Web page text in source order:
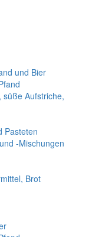
und Bier
süße Aufstriche,
Pasteten
-Mischungen
Brot